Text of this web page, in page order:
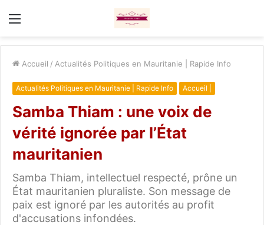
Menu
Accueil / Actualités Politiques en Mauritanie | Rapide Info
Actualités Politiques en Mauritanie | Rapide Info Accueil |
Samba Thiam : une voix de
vérité ignorée par l’État
mauritanien
Samba Thiam, intellectuel respecté, prône un
État mauritanien pluraliste. Son message de
paix est ignoré par les autorités au profit
d'accusations infondées.